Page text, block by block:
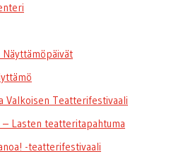
Näyttämöpäivät
Valkoisen Teatterifestivaali
– Lasten teatteritapahtuma
-teatterifestivaali